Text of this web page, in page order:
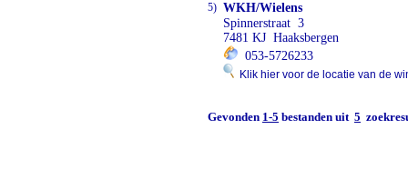
5) WKH/Wielens
Spinnerstraat 3
7481 KJ Haaksbergen
053-5726233
Klik hier voor de locatie van de
Gevonden 1-5 bestanden uit 5